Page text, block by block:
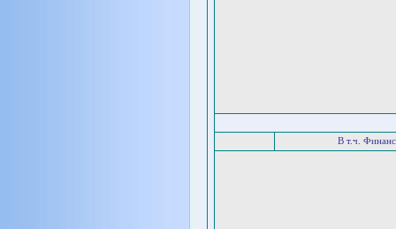
В т.ч.